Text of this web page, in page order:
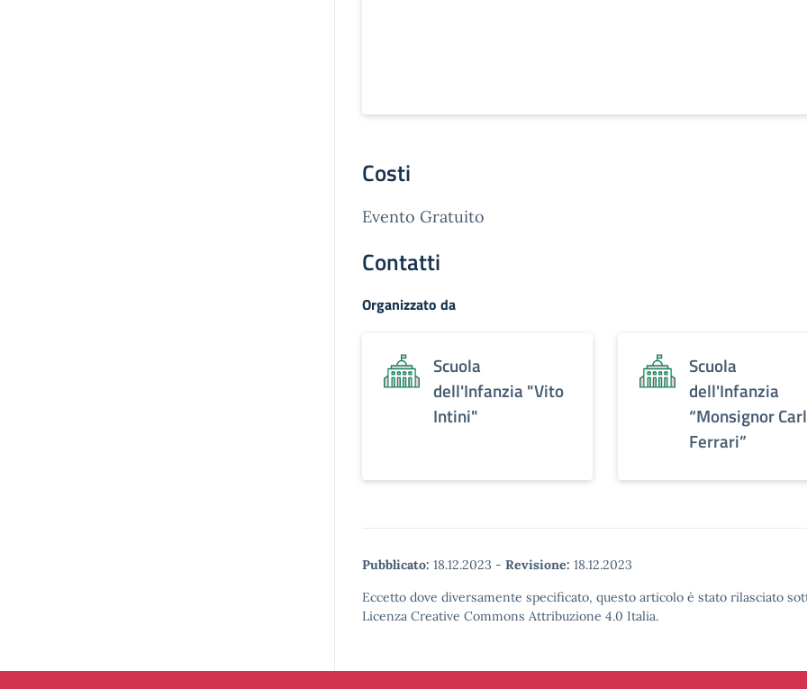
Costi
Evento Gratuito
Contatti
Organizzato da
Scuola
dell'Infanzia "Vito
Intini"
Scuola
dell'Infanzia
“Monsignor
Ferrari”
Pubblicato: 18.12.2023 - Revisione: 18.12.2023
Eccetto dove diversamente specificato, questo articolo è stato rilasciato
Licenza Creative Commons Attribuzione 4.0 Italia.